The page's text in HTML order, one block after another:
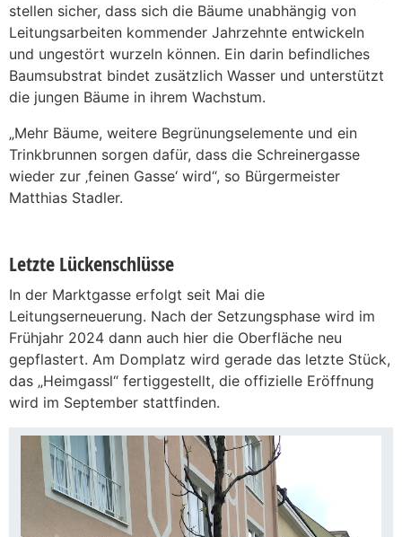
stellen sicher, dass sich die Bäume unabhängig von
Leitungsarbeiten kommender Jahrzehnte entwickeln
und ungestört wurzeln können. Ein darin befindliches
Baumsubstrat bindet zusätzlich Wasser und unterstützt
die jungen Bäume in ihrem Wachstum.
„Mehr Bäume, weitere Begrünungselemente und ein
Trinkbrunnen sorgen dafür, dass die Schreinergasse
wieder zur ‚feinen Gasse‘ wird“, so Bürgermeister
Matthias Stadler.
Letzte Lückenschlüsse
In der Marktgasse erfolgt seit Mai die
Leitungserneuerung. Nach der Setzungsphase wird im
Frühjahr 2024 dann auch hier die Oberfläche neu
gepflastert. Am Domplatz wird gerade das letzte Stück,
das „Heimgassl“ fertiggestellt, die offizielle Eröffnung
wird im September stattfinden.